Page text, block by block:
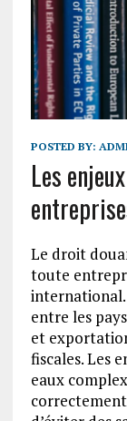
POSTED BY:
Les
Le droit
toute
international.
entre les
et
fiscales. Les
eaux